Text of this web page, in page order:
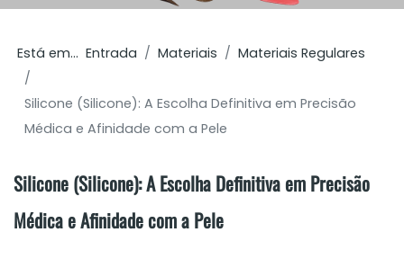
Está em...Entrada Materiais Materiais Regulares
Silicone (Silicone): A Escolha Definitiva em Precisão
Médica e Afinidade com a Pele
Silicone (Silicone): A Escolha Definitiva em Precisão
Médica e Afinidade com a Pele